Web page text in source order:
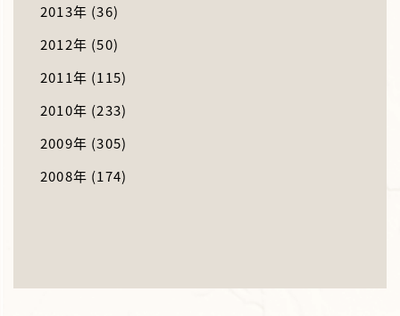
2013年 (36)
2012年 (50)
2011年 (115)
2010年 (233)
2009年 (305)
2008年 (174)